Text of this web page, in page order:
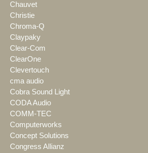
Chauvet
Christie
Chroma-Q
Claypaky
Clear-Com
ClearOne
Clevertouch
cma audio
Cobra Sound Light
CODA Audio
COMM-TEC
Computerworks
Concept Solutions
Congress Allianz